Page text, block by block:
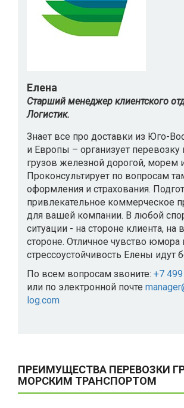
Елена
Старший менеджер клиентского
Логистик.
Знает все про доставки из Юго-
и Европы – организует
грузов железной дорогой, морем
Проконсультирует по вопросам
оформления и страхования.
привлекательное коммерческое
для вашей компании. В любой
ситуации - на стороне клиента, на
стороне. Отличное чувство юмора
стрессоустойчивость Елены идут
По всем вопросам звоните: +7
или по электронной почте
log.com
ПРЕИМУЩЕСТВА ПЕРЕВОЗКИ
МОРСКИМ ТРАНСПОРТОМ